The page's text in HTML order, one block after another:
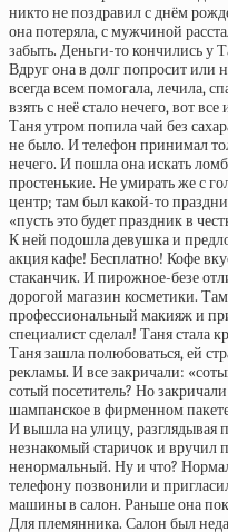
никто не поздравил с днём
она потеряла, с мужчиной
забыть. Деньги-то кончились у
Вдруг она в долг попросит или
всегда всем помогала, лечила,
взять с неё стало нечего, вот
Таня утром попила чай без
не было. И телефон принимал
нечего. И пошла она искать
простенькие. Не умирать же с
центр; там был какой-то
«пусть это будет праздник в
К ней подошла девушка и
акция кафе! Бесплатно! Кофе
стаканчик. И пирожное-безе
дорогой магазин косметики.
профессиональный макияж и
специалист сделал! Таня стала
Таня зашла полюбоваться, ей
рекламы. И все закричали:
сотый посетитель? Но
шампанское в фирменном
И вышла на улицу, разглядывая
незнакомый старичок и
ненормальный. Ну и что?
телефону позвонили и
машины в салон. Раньше она
Для племянника. Салон был